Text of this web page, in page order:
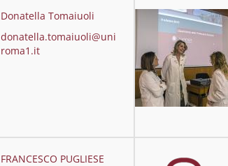
Donatella Tomaiuoli
donatella.tomaiuoli@uni
roma1.it
FRANCESCO PUGLIESE